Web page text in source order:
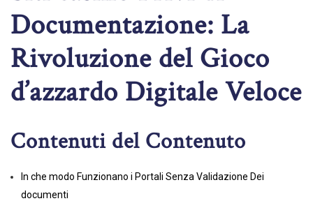
Documentazione: La
Rivoluzione del Gioco
d’azzardo Digitale Veloce
Contenuti del Contenuto
In che modo Funzionano i Portali Senza Validazione Dei
documenti